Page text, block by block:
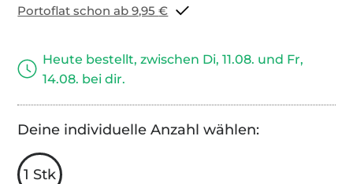
Portoflat schon ab 9,95 €
Heute bestellt, zwischen Di, 11.08. und Fr,
14.08. bei dir.
Deine individuelle Anzahl wählen:
1 Stk